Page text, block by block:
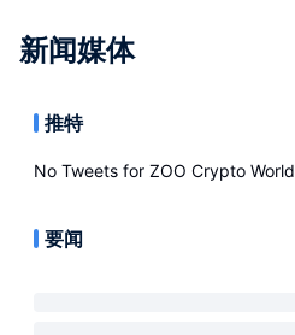
新闻媒体
推特
No Tweets for ZOO Crypto World
要闻